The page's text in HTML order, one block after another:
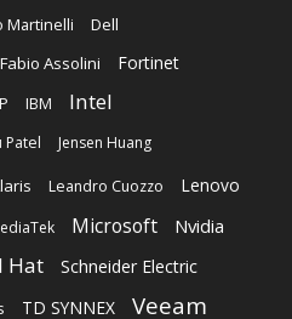
Martinelli Dell
Fabio Assolini Fortinet
IBM Intel
Patel Jensen Huang
Leandro Cuozzo Lenovo
Microsoft Nvidia
Hat Schneider Electric
TD SYNNEX Veeam